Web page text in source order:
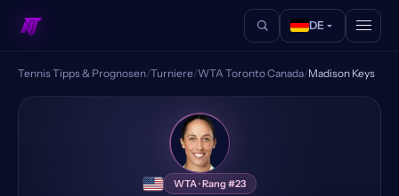
DE
Tennis Tipps & Prognosen/Turniere/WTA Toronto Canada/Madison Keys
MK
WTA · Rang #23